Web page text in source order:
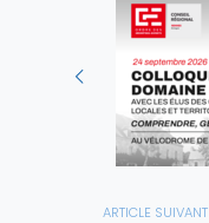
ARTICLE SUIVANT